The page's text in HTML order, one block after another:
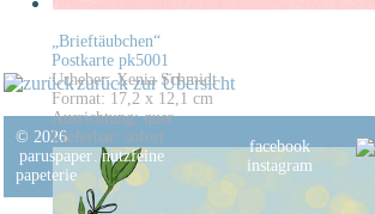
„Brieftäubchen“
Postkarte pk5001
Urheber: Xenia Schmidt
Format: 17,2 x 12,1 cm
Ausrichtung: quer
Lieferbar: sofort
zurück zur Übersicht
© 2026
paruspaper. nutzfeine
papeterie
facebook
instagram